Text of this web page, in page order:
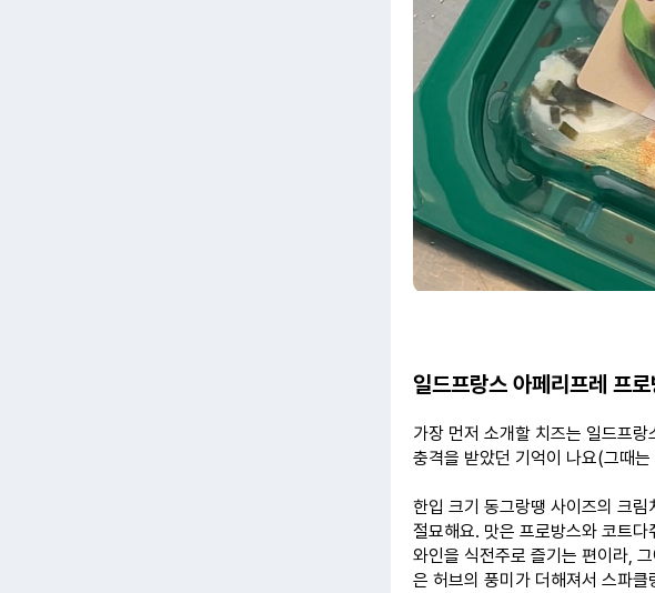
일드프랑스 아페리프레 프
가장 먼저 소개할 치즈는 일드프
충격을 받았던 기억이 나요(그때
한입 크기 동그랑땡 사이즈의 크
절묘해요. 맛은 프로방스와 코트
와인을 식전주로 즐기는 편이라,
은 허브의 풍미가 더해져서 스파